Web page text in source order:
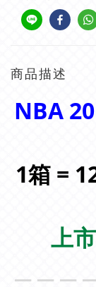
商品描述
NBA
1箱 =
上